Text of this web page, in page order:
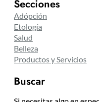
Secciones
Adópción
Etología
Salud
Belleza
Productos y Servicios
Buscar